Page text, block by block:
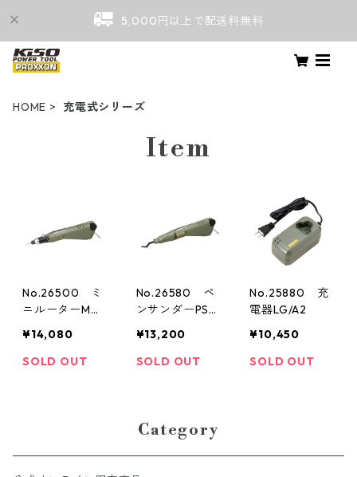
5,000円以上で配送料無料
HOME 充電式シリーズ
Item
No.26500 ミ
ニルーターMM1
¥14,080
SOLD OUT
No.26580 ペ
ンサンダーPS1
¥13,200
SOLD OUT
No.25880 充
電器LG/A2
¥10,450
SOLD OUT
Category